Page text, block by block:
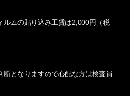
ルムの貼り込み工賃は2,000円（税
断となりますので心配な方は検査員